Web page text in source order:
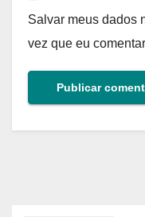
Salvar meus dados
vez que eu